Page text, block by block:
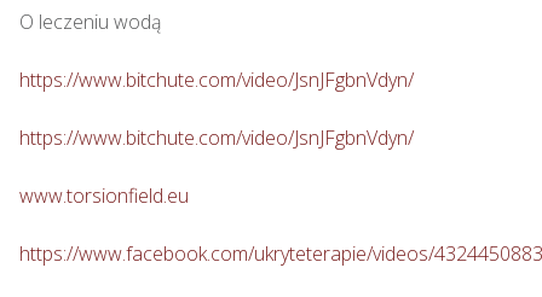
O leczeniu wodą
https://www.bitchute.com/video/JsnJFgbnVdyn/
https://www.bitchute.com/video/JsnJFgbnVdyn/
www.torsionfield.eu
https://www.facebook.com/ukryteterapie/videos/